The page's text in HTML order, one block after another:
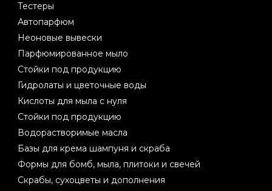
Тестеры
Автопарфюм
Неоновые вывески
Парфюмированное мыло
Стойки под продукцию
Гидролаты и цветочные воды
Кислоты для мыла с нуля
Стойки под продукцию
Водорастворимые масла
Базы для крема шампуня и скраба
Формы для бомб, мыла, плитоки и свечей
Скрабы, сухоцветы и дополнения